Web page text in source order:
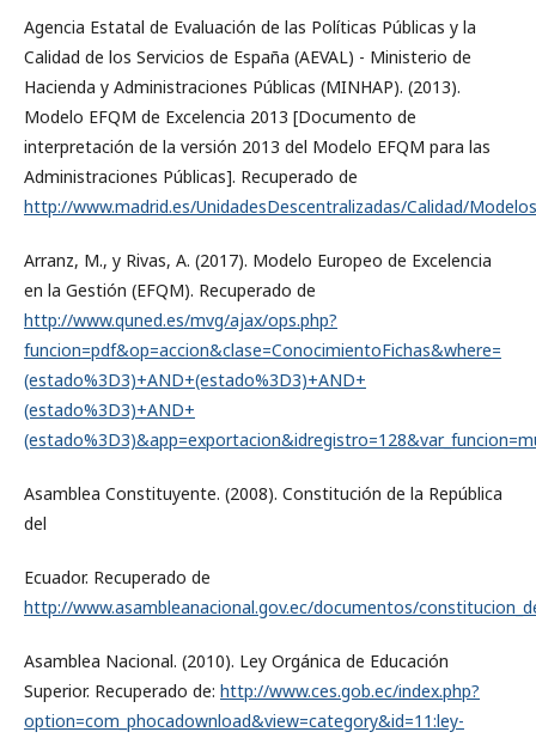
Agencia Estatal de Evaluación de las Políticas Públicas y la
Calidad de los Servicios de España (AEVAL) - Ministerio de
Hacienda y Administraciones Públicas (MINHAP). (2013).
Modelo EFQM de Excelencia 2013 [Documento de
interpretación de la versión 2013 del Modelo EFQM para las
Administraciones Públicas]. Recuperado de
http://www.madrid.es/UnidadesDescentralizadas/Calidad/
Arranz, M., y Rivas, A. (2017). Modelo Europeo de Excelencia
en la Gestión (EFQM). Recuperado de
http://www.quned.es/mvg/ajax/ops.php?
funcion=pdf&op=accion&clase=ConocimientoFichas&where=
(estado%3D3)+AND+(estado%3D3)+AND+
(estado%3D3)+AND+
Asamblea Constituyente. (2008). Constitución de la República
del
Ecuador. Recuperado de
http://www.asambleanacional.gov.ec/documentos/
Asamblea Nacional. (2010). Ley Orgánica de Educación
Superior. Recuperado de: http://www.ces.gob.ec/index.php?
option=com_phocadownload&view=category&id=11:ley-